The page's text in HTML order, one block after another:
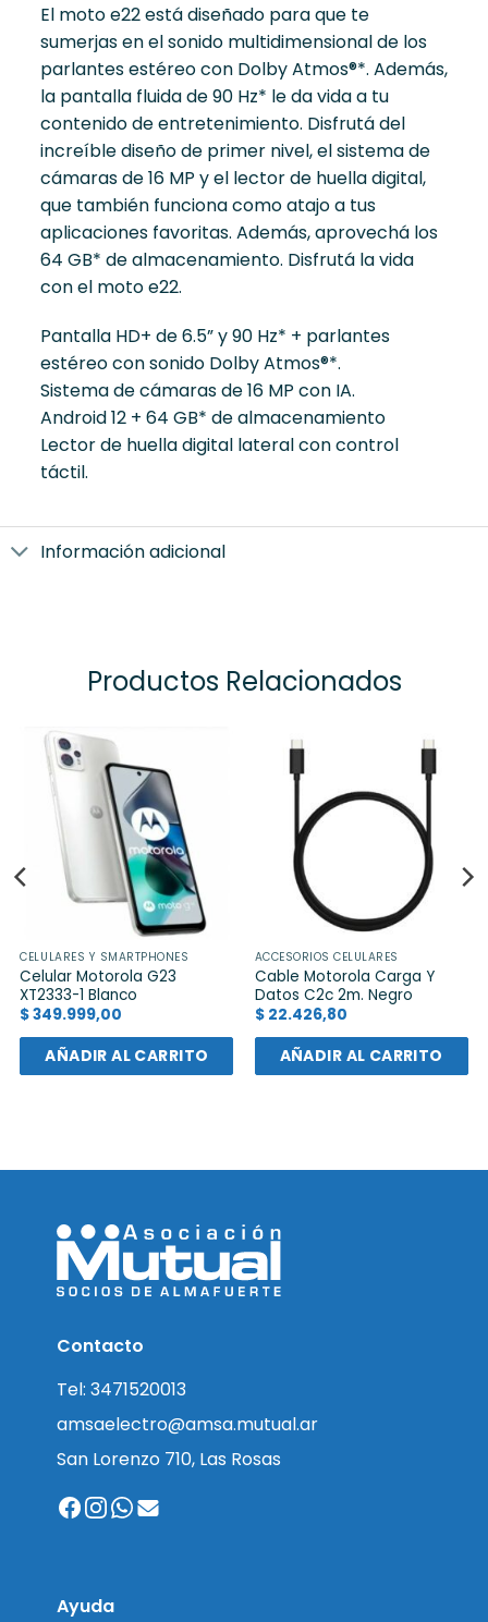
El moto e22 está diseñado para que te
sumerjas en el sonido multidimensional de los
parlantes estéreo con Dolby Atmos®*. Además,
la pantalla fluida de 90 Hz* le da vida a tu
contenido de entretenimiento. Disfrutá del
increíble diseño de primer nivel, el sistema de
cámaras de 16 MP y el lector de huella digital,
que también funciona como atajo a tus
aplicaciones favoritas. Además, aprovechá los
64 GB* de almacenamiento. Disfrutá la vida
con el moto e22.
Pantalla HD+ de 6.5” y 90 Hz* + parlantes
estéreo con sonido Dolby Atmos®*.
Sistema de cámaras de 16 MP con IA.
Android 12 + 64 GB* de almacenamiento
Lector de huella digital lateral con control
táctil.
Información adicional
Productos Relacionados
CELULARES Y SMARTPHONES
Celular Motorola G23
XT2333-1 Blanco
$349.999,00
AÑADIR AL CARRITO
ACCESORIOS CELULARES
Cable Motorola Carga Y
Datos C2c 2m. Negro
$22.426,80
AÑADIR AL CARRITO
Contacto
Tel: 3471520013
amsaelectro@amsa.mutual.ar
San Lorenzo 710, Las Rosas
Ayuda